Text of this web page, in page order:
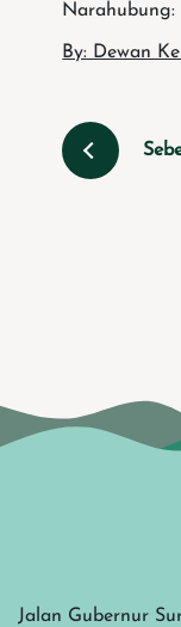
Narahubung:
By: Dewan
Jalan Gubernur